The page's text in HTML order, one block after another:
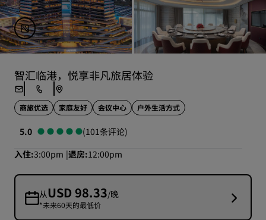
智汇临港，悦享非凡旅居体验
商旅优选 家庭友好 会议中心 户外生活方式
5.0
(101条评论)
入住 3:00pm 退房 12:00pm
从USD 98.33/晚
*未来60天的最低价